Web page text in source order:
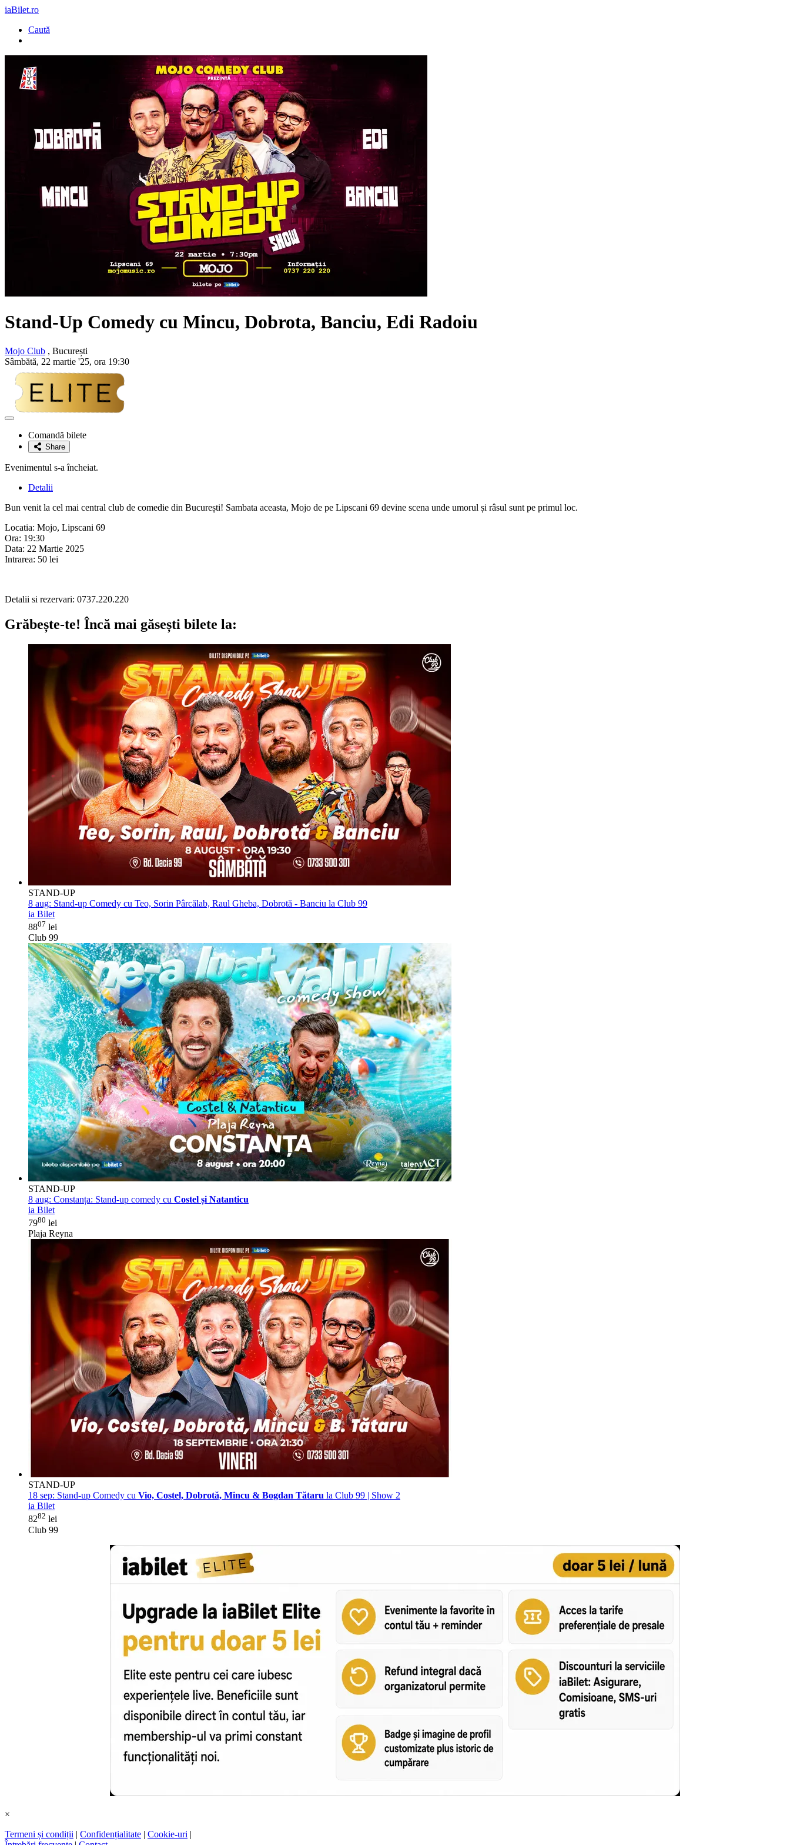
iaBilet.ro
Caută
Stand-Up Comedy cu Mincu, Dobrota, Banciu, Edi Radoiu
Mojo Club , București
Sâmbătă, 22 martie '25, ora 19:30
Adaugă
favoriteComandă bilete
Share
Evenimentul s-a încheiat.
Detalii
Bun venit la cel mai central club de comedie din București! Sambata aceasta, Mojo de pe Lipscani 69 devine scena unde umorul și râsul sunt pe primul loc.
Locatia: Mojo, Lipscani 69
Ora: 19:30
Data: 22 Martie 2025
Intrarea: 50 lei
Detalii si rezervari: 0737.220.220
Grăbește-te! Încă mai găsești bilete la:
STAND-UP
8 aug: Stand-up Comedy cu Teo, Sorin Pârcălab, Raul Gheba, Dobrotă - Banciu la Club 99
ia Bilet
8807 lei
Club 99
STAND-UP
8 aug: Constanța: Stand-up comedy cu Costel și Natanticu
ia Bilet
7980 lei
Plaja Reyna
STAND-UP
18 sep: Stand-up Comedy cu Vio, Costel, Dobrotă, Mincu & Bogdan Tătaru la Club 99 | Show 2
ia Bilet
8282 lei
Club 99
×
Termeni și condiții | Confidențialitate | Cookie-uri |